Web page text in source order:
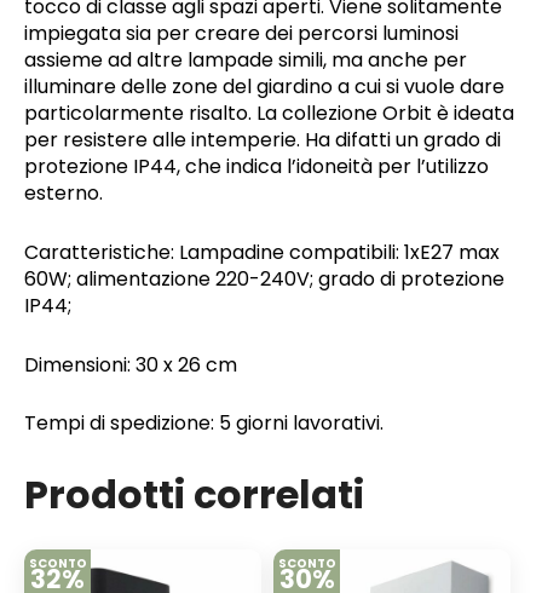
tocco di classe agli spazi aperti. Viene solitamente
impiegata sia per creare dei percorsi luminosi
assieme ad altre lampade simili, ma anche per
illuminare delle zone del giardino a cui si vuole dare
particolarmente risalto. La collezione Orbit è ideata
per resistere alle intemperie. Ha difatti un grado di
protezione IP44, che indica l’idoneità per l’utilizzo
esterno.
Caratteristiche: Lampadine compatibili: 1xE27 max
60W; alimentazione 220-240V; grado di protezione
IP44;
Dimensioni: 30 x 26 cm
Tempi di spedizione: 5 giorni lavorativi.
Prodotti correlati
SCONTO
32% SCONTO
30%